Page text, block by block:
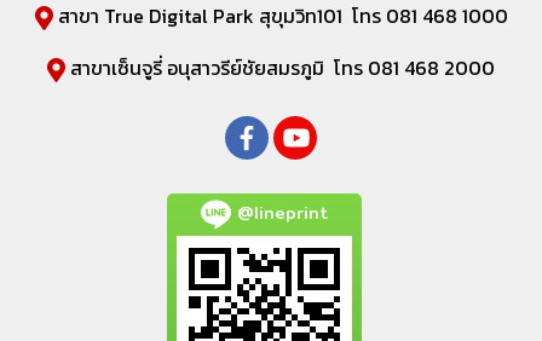
สาขา True Digital Park สุขุมวิท101 โทร 081 468 1000
สาขาเซ็นจูรี่ อนุสาวรีย์ชัยสมรภูมิ โทร 081 468 2000
@lineprint